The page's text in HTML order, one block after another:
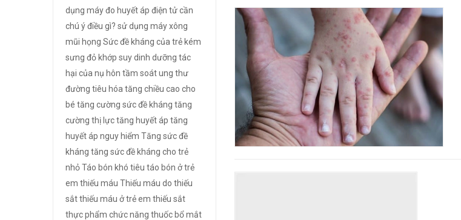
dụng máy đo huyết áp điện tử cần
chú ý điều gì? sử dụng máy xông
mũi họng Sức đề kháng của trẻ kém
sưng đỏ khớp suy dinh dưỡng tác
hại của nụ hôn tầm soát ung thư
đường tiêu hóa tăng chiều cao cho
bé tăng cường sức đề kháng tăng
cường thị lựctăng huyết áp tăng
huyết áp nguy hiểm Tăng sức đề
kháng tăng sức đề kháng cho trẻ
nhỏTáo bón khó tiêu táo bón ở trẻ
em thiếu máu Thiếu máu do thiếu
sắtthiếu máu ở trẻ em thiếu sắt
thực phẩm chức năng thuốc bổ mắt